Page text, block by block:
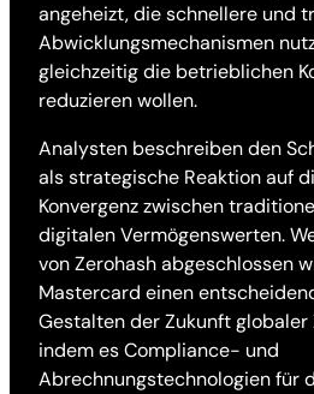
angeheizt, die schnellere und
Abwicklungsmechanismen
gleichzeitig die betrieblichen
reduzieren wollen.
Analysten beschreiben den
als strategische Reaktion auf
Konvergenz zwischen
digitalen Vermögenswerten.
von Zerohash abgeschlossen
Mastercard einen
Gestalten der Zukunft globaler
indem es Compliance- und
Abrechnungstechnologien für